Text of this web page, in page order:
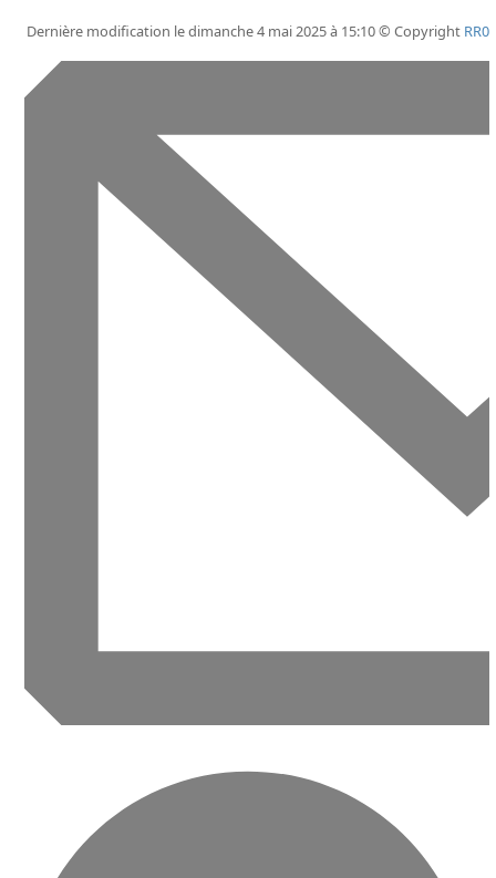
Dernière modification le dimanche 4 mai 2025 à 15:10 © Copyright RR0